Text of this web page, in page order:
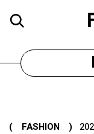
( FASHION )